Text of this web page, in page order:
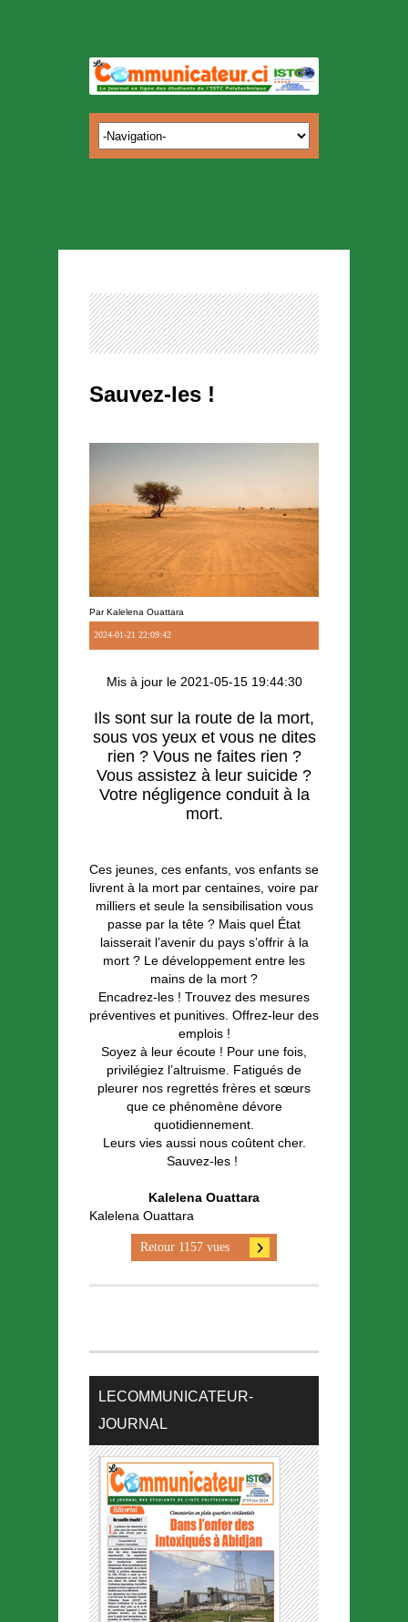
Sauvez-les !
Par Kalelena Ouattara
2024-01-21 22:09:42
Mis à jour le 2021-05-15 19:44:30
Ils sont sur la route de la mort,
sous vos yeux et vous ne dites
rien ? Vous ne faites rien ?
Vous assistez à leur suicide ?
Votre négligence conduit à la
mort.
Ces jeunes, ces enfants, vos enfants se
livrent à la mort par centaines, voire par
milliers et seule la sensibilisation vous
passe par la tête ? Mais quel État
laisserait l’avenir du pays s’offrir à la
mort ? Le développement entre les
mains de la mort ?
Encadrez-les ! Trouvez des mesures
préventives et punitives. Offrez-leur des
emplois !
Soyez à leur écoute ! Pour une fois,
privilégiez l’altruisme. Fatigués de
pleurer nos regrettés frères et sœurs
que ce phénomène dévore
quotidiennement.
Leurs vies aussi nous coûtent cher.
Sauvez-les !
Kalelena Ouattara
Kalelena Ouattara
Retour 1157 vues
LECOMMUNICATEUR-
JOURNAL